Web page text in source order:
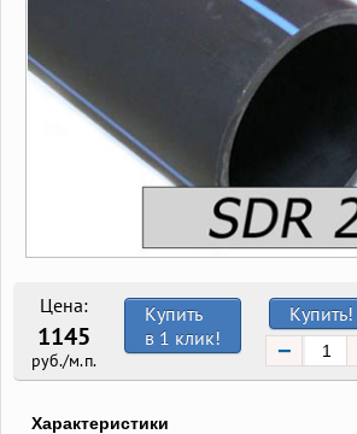
Цена:
1145
руб./м.п.
Купить!
−
Купить
в 1 клик!
Характеристики